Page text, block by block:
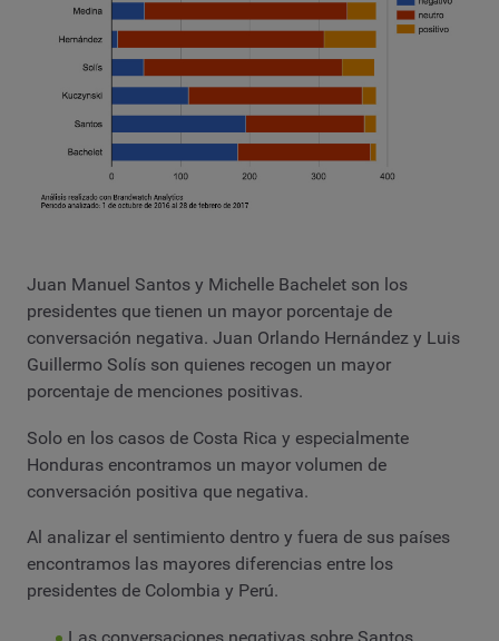
Juan Manuel Santos y Michelle Bachelet son los
presidentes que tienen un mayor porcentaje de
conversación negativa. Juan Orlando Hernández y Luis
Guillermo Solís son quienes recogen un mayor
porcentaje de menciones positivas.
Solo en los casos de Costa Rica y especialmente
Honduras encontramos un mayor volumen de
conversación positiva que negativa.
Al analizar el sentimiento dentro y fuera de sus países
encontramos las mayores diferencias entre los
presidentes de Colombia y Perú.